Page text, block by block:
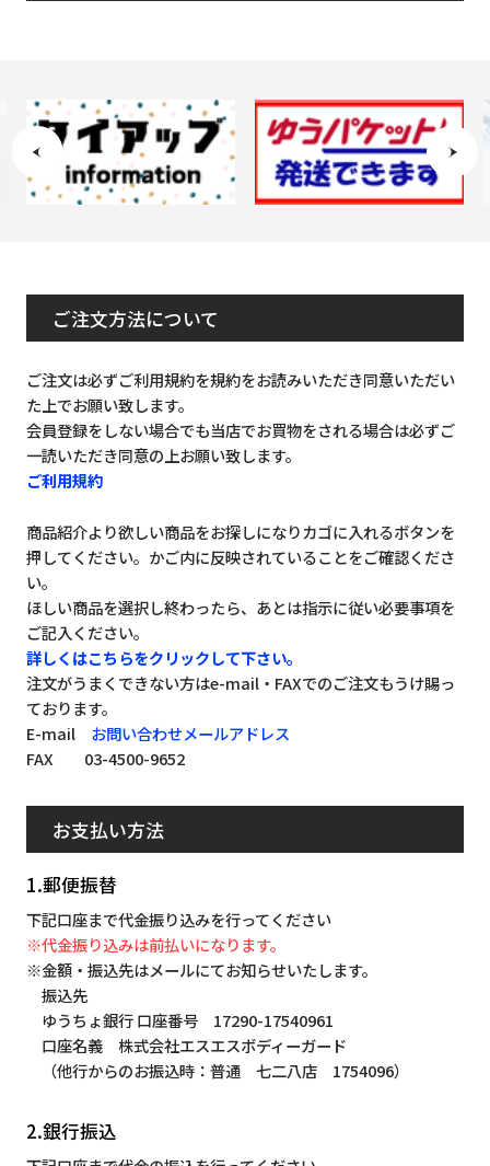
ご注文方法について
ご注文は必ずご利用規約を規約をお読みいただき同意いただい
た上でお願い致します。
会員登録をしない場合でも当店でお買物をされる場合は必ずご
一読いただき同意の上お願い致します。
ご利用規約
商品紹介より欲しい商品をお探しになりカゴに入れるボタンを
押してください。かご内に反映されていることをご確認くださ
い。
ほしい商品を選択し終わったら、あとは指示に従い必要事項を
ご記入ください。
詳しくはこちらをクリックして下さい。
注文がうまくできない方はe-mail・FAXでのご注文もうけ賜っ
ております。
E-mail お問い合わせメールアドレス
FAX 03-4500-9652
お支払い方法
1.郵便振替
下記口座まで代金振り込みを行ってください
※代金振り込みは前払いになります。
※金額・振込先はメールにてお知らせいたします。
振込先
ゆうちょ銀行 口座番号 17290-17540961
口座名義 株式会社エスエスボディーガード
（他行からのお振込時：普通 七二八店 1754096）
2.銀行振込